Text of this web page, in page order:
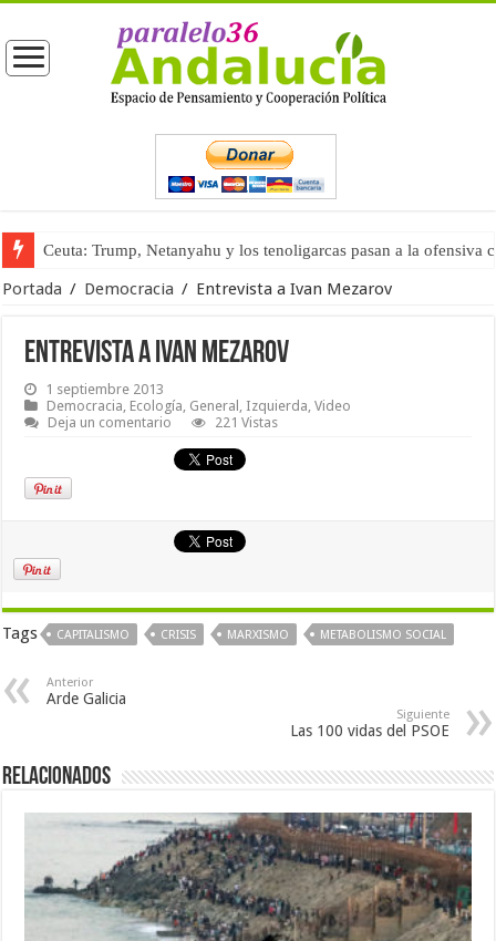
Ceuta: Trump, Netanyahu y los tenoligarcas pasan a la ofensiva
La masificación turística (tercera parte)
Portada / Democracia / Entrevista a Ivan Mezarov
Entrevista a Ivan Mezarov
1 septiembre 2013
Democracia, Ecología, General , Izquierda,Video
Deja un comentario
221 Vistas
Tags CAPITALISMO CRISIS MARXISMO METABOLISMO SOCIAL
Anterior
Arde Galicia
Siguiente
Las 100 vidas del PSOE
Relacionados